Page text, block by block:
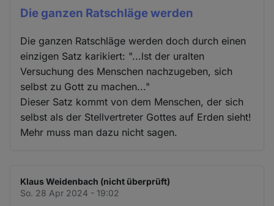
Die ganzen Ratschläge werden
Die ganzen Ratschläge werden doch durch einen
einzigen Satz karikiert: "...lst der uralten
Versuchung des Menschen nachzugeben, sich
selbst zu Gott zu machen..."
Dieser Satz kommt von dem Menschen, der sich
selbst als der Stellvertreter Gottes auf Erden sieht!
Mehr muss man dazu nicht sagen.
Klaus Weidenbach (nicht überprüft)
So. 28 Apr 2024 - 19:02